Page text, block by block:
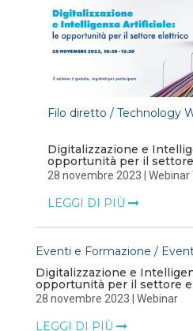
Filo diretto / Technology
Digitalizzazione e
opportunità per il
28 novembre 2023 |
LEGGI DI PIÙ
Eventi e Formazione /
Digitalizzazione e
opportunità per il settore
28 novembre 2023 | Webinar
LEGGI DI PIÙ